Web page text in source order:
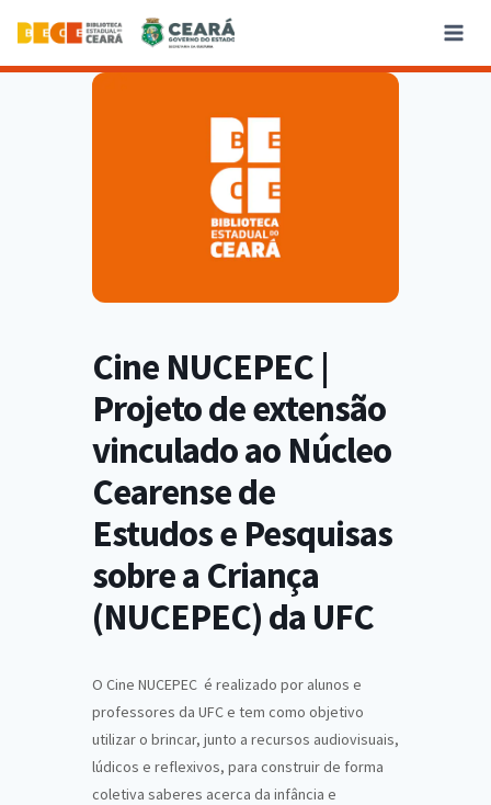
Cine NUCEPEC |
Projeto de extensão
vinculado ao Núcleo
Cearense de
Estudos e Pesquisas
sobre a Criança
(NUCEPEC) da UFC
O Cine NUCEPEC é realizado por alunos e
professores da UFC e tem como objetivo
utilizar o brincar, junto a recursos audiovisuais,
lúdicos e reflexivos, para construir de forma
coletiva saberes acerca da infância e